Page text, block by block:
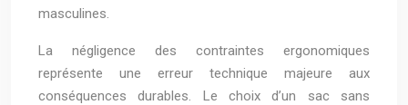
masculines.
La négligence des contraintes ergonomiques
représente une erreur technique majeure aux
conséquences durables. Le choix d’un sac sans